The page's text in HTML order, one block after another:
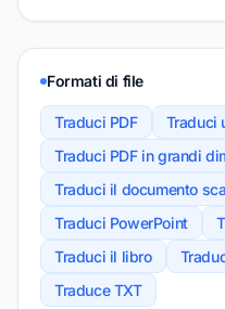
Formati di file
Traduci PDF
Traduci
Traduci PDF in grandi
Traduci il documento
Traduci PowerPoint
Traduci il libro
Traduce TXT